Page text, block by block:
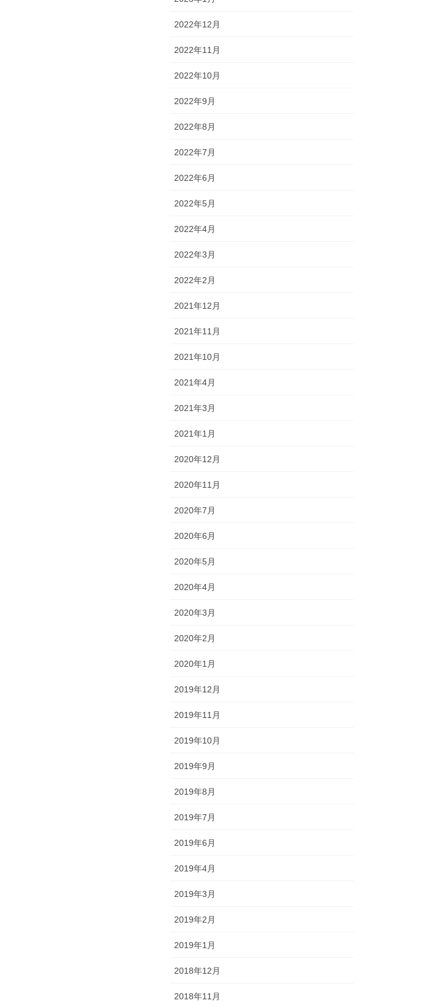
2022年12月
2022年11月
2022年10月
2022年9月
2022年8月
2022年7月
2022年6月
2022年5月
2022年4月
2022年3月
2022年2月
2021年12月
2021年11月
2021年10月
2021年4月
2021年3月
2021年1月
2020年12月
2020年11月
2020年7月
2020年6月
2020年5月
2020年4月
2020年3月
2020年2月
2020年1月
2019年12月
2019年11月
2019年10月
2019年9月
2019年8月
2019年7月
2019年6月
2019年4月
2019年3月
2019年2月
2019年1月
2018年12月
2018年11月